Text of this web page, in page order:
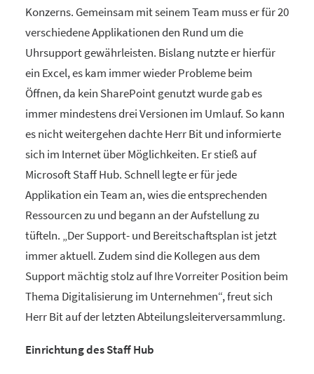
Konzerns. Gemeinsam mit seinem Team muss er für 20
verschiedene Applikationen den Rund um die
Uhrsupport gewährleisten. Bislang nutzte er hierfür
ein Excel, es kam immer wieder Probleme beim
Öffnen, da kein SharePoint genutzt wurde gab es
immer mindestens drei Versionen im Umlauf. So kann
es nicht weitergehen dachte Herr Bit und informierte
sich im Internet über Möglichkeiten. Er stieß auf
Microsoft Staff Hub. Schnell legte er für jede
Applikation ein Team an, wies die entsprechenden
Ressourcen zu und begann an der Aufstellung zu
tüfteln. „Der Support- und Bereitschaftsplan ist jetzt
immer aktuell. Zudem sind die Kollegen aus dem
Support mächtig stolz auf Ihre Vorreiter Position beim
Thema Digitalisierung im Unternehmen“, freut sich
Herr Bit auf der letzten Abteilungsleiterversammlung.
Einrichtung des Staff Hub